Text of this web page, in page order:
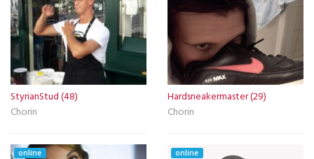
StyrianStud (48)
Chorin
Hardsneakermaster (29)
Chorin
online online